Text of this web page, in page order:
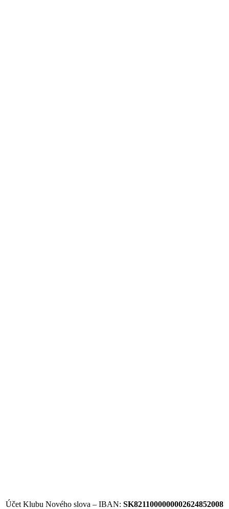
Účet Klubu Nového slova – IBAN: SK8211000000002624852008